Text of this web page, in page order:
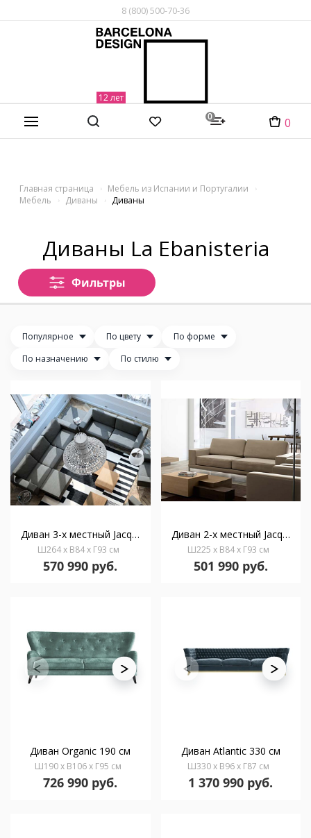
8 (800) 500-70-36
0 0
Главная страница
Мебель из Испании и Португалии
Мебель
Диваны Диваны
Диваны La Ebanisteria
Фильтры
Популярное По цвету
По форме
По назначению
По стилю
Диван 3-х местный Jacqueline
Ш264 x В84 x Г93 см
570 990 руб.
Диван 2-х местный Jacqueline
Ш225 x В84 x Г93 см
501 990 руб.
Диван Organic 190 см
Ш190 x В106 x Г95 см
726 990 руб.
Диван Atlantic 330 см
Ш330 x В96 x Г87 см
1 370 990 руб.